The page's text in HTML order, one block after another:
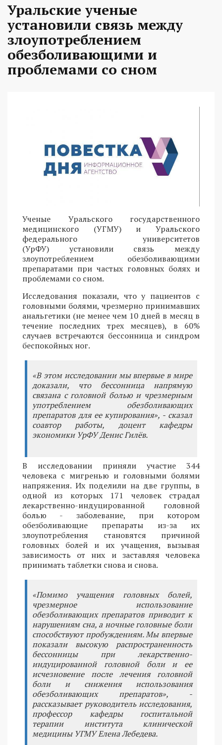
Уральские ученые
установили связь между
злоупотреблением
обезболивающими и
проблемами со сном
Ученые Уральского государственного
медицинского (УГМУ) и Уральского
федерального университетов
(УрФУ) установили связь между
злоупотреблением обезболивающими
препаратами при частых головных болях и
проблемами со сном.
Исследования показали, что у пациентов с
головными болями, чрезмерно принимавших
анальгетики (не менее чем 10 дней в месяц в
течение последних трех месяцев), в 60%
случаев встречаются бессонница и синдром
беспокойных ног.
«В этом исследовании мы впервые в мире
доказали, что бессонница напрямую
связана с головной болью и чрезмерным
употреблением обезболивающих
препаратов для ее купирования», - сказал
соавтор работы, доцент кафедры
экономики УрФУ Денис Гилёв.
В исследовании приняли участие 344
человека с мигренью и головными болями
напряжения. Их поделили на две группы, в
одной из которых 171 человек страдал
лекарственно-индуцированной головной
болью - заболевание, при котором
обезболивающие препараты из-за их
злоупотребления становятся причиной
головных болей и их учащения, вызывая
зависимость от них и заставляя человека
принимать таблетки снова и снова.
«Помимо учащения головных болей,
чрезмерное использование
обезболивающих препаратов приводит к
нарушениям сна, а ночные головные боли
способствуют пробуждениям. Мы впервые
показали высокую распространенность
бессонницы при лекарственно-
индуцированной головной боли и ее
исчезновение после лечения головной
боли и снижения использования
обезболивающих препаратов», -
рассказывает руководитель исследования,
профессор кафедры госпитальной
терапии института клинической
медицины УГМУ Елена Лебедева.